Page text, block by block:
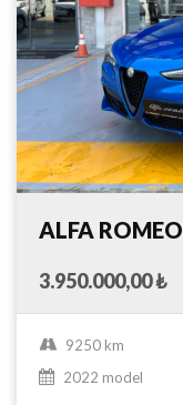
ALFA ROMEO
3.950.000,00 ₺
9250 km
2022 model